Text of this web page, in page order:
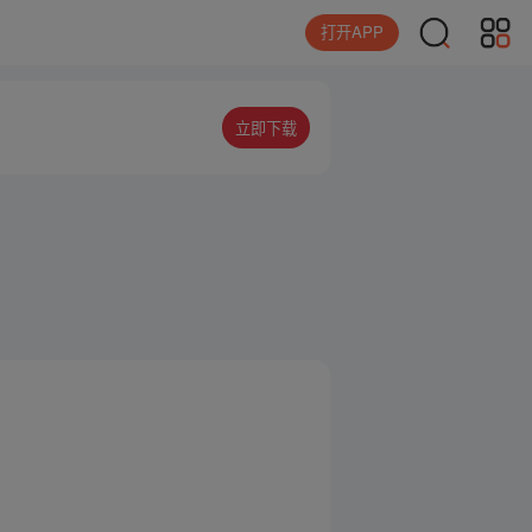
打开APP
立即下载